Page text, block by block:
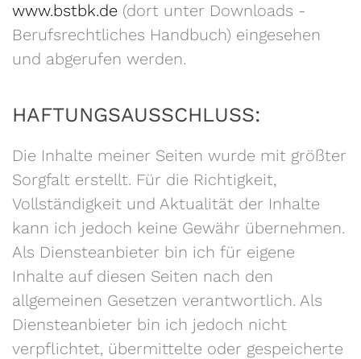
www.bstbk.de (dort unter Downloads -
Berufsrechtliches Handbuch) eingesehen
und abgerufen werden.
HAFTUNGSAUSSCHLUSS:
Die Inhalte meiner Seiten wurde mit größter
Sorgfalt erstellt. Für die Richtigkeit,
Vollständigkeit und Aktualität der Inhalte
kann ich jedoch keine Gewähr übernehmen.
Als Diensteanbieter bin ich für eigene
Inhalte auf diesen Seiten nach den
allgemeinen Gesetzen verantwortlich. Als
Diensteanbieter bin ich jedoch nicht
verpflichtet, übermittelte oder gespeicherte